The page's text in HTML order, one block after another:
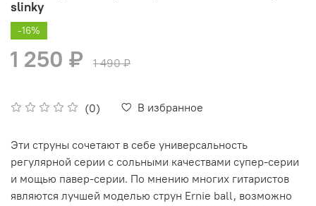
slinky
(0) В избранное
-16%
1 250 ₽ 1 490 ₽
Эти струны сочетают в себе универсальность
регулярной серии с сольными качествами супер-серии
и мощью павер-серии. По мнению многих гитаристов
являются лучшей моделью струн Ernie ball, возможно